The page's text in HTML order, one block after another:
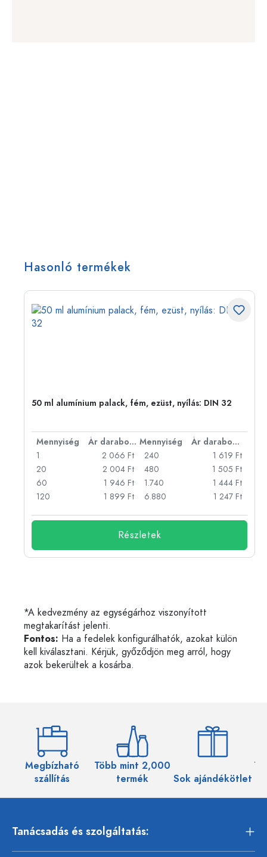
Hasonló termékek
50 ml alumínium palack, fém, ezüst, nyílás: DIN 32
Mennyiség Ár darabonként Mennyiség
Ár darabonként
1
2 066 Ft
20
2 004 Ft
60
1 946 Ft
120
1 899 Ft
240
1 619 Ft
480
1 505 Ft
1.740
1 444 Ft
6.880
1 247 Ft
Részletek
*A kedvezmény az egységárhoz viszonyított
megtakarítást jelenti.
Fontos: Ha a fedelek konfigurálhatók, azokat külön
kell kiválasztani. Kérjük, győződjön meg arról, hogy
azok bekerültek a kosárba.
Megbízható
szállítás
Több mint 2,000
termék
Sok ajándékötlet
Tanácsadás és szolgáltatás: